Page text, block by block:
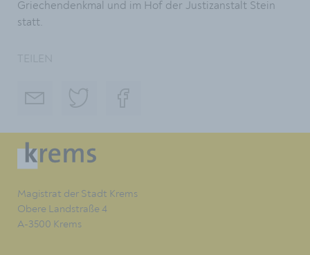
Griechendenkmal und im Hof der Justizanstalt Stein
statt.
Magistrat der Stadt Krems
Obere Landstraße 4
A-3500 Krems